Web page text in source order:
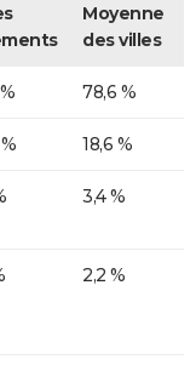
Moyenne
des villes
78,6 %
18,6 %
3,4 %
2,2 %